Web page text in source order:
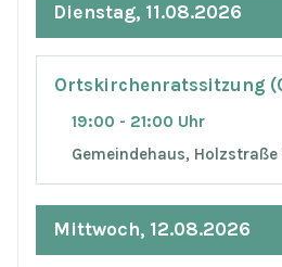
Dienstag, 11.08.2026
Ortskirchenratssitzung
19:00 - 21:00 Uhr
Gemeindehaus,
Mittwoch, 12.08.2026